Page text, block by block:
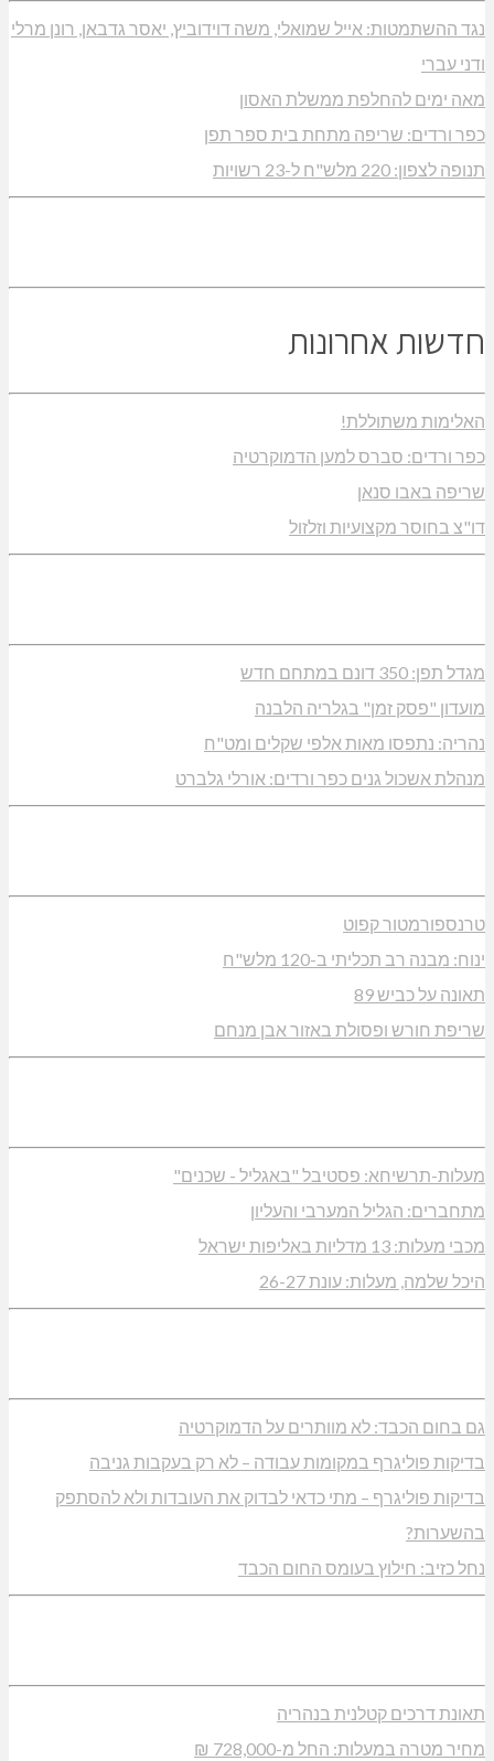
נגד ההשתמטות: אייל שמואלי, משה דוידוביץ, יאסר גדבאן, רונן מרלי
ודני עברי
מאה ימים להחלפת ממשלת האסון
כפר ורדים: שריפה מתחת בית ספר תפן
תנופה לצפון: 220 מלש"ח ל-23 רשויות
חדשות אחרונות
האלימות משתוללת!
כפר ורדים: סברס למען הדמוקרטיה
שריפה באבו סנאן
דו"צ בחוסר מקצועיות וזלזול
מגדל תפן: 350 דונם במתחם חדש
מועדון "פסק זמן" בגלריה הלבנה
נהריה: נתפסו מאות אלפי שקלים ומט"ח
מנהלת אשכול גנים כפר ורדים: אורלי גלברט
טרנספורמטור קפוט
ינוח: מבנה רב תכליתי ב-120 מלש"ח
תאונה על כביש 89
שריפת חורש ופסולת באזור אבן מנחם
מעלות-תרשיחא: פסטיבל "באגליל - שכנים"
מתחברים: הגליל המערבי והעליון
מכבי מעלות: 13 מדליות באליפות ישראל
היכל שלמה, מעלות: עונת 26-27
גם בחום הכבד: לא מוותרים על הדמוקרטיה
בדיקות פוליגרף במקומות עבודה – לא רק בעקבות גניבה
בדיקות פוליגרף – מתי כדאי לבדוק את העובדות ולא להסתפק
בהשערות?
נחל כזיב: חילוץ בעומס החום הכבד
תאונת דרכים קטלנית בנהריה
מחיר מטרה במעלות: החל מ-728,000 ₪